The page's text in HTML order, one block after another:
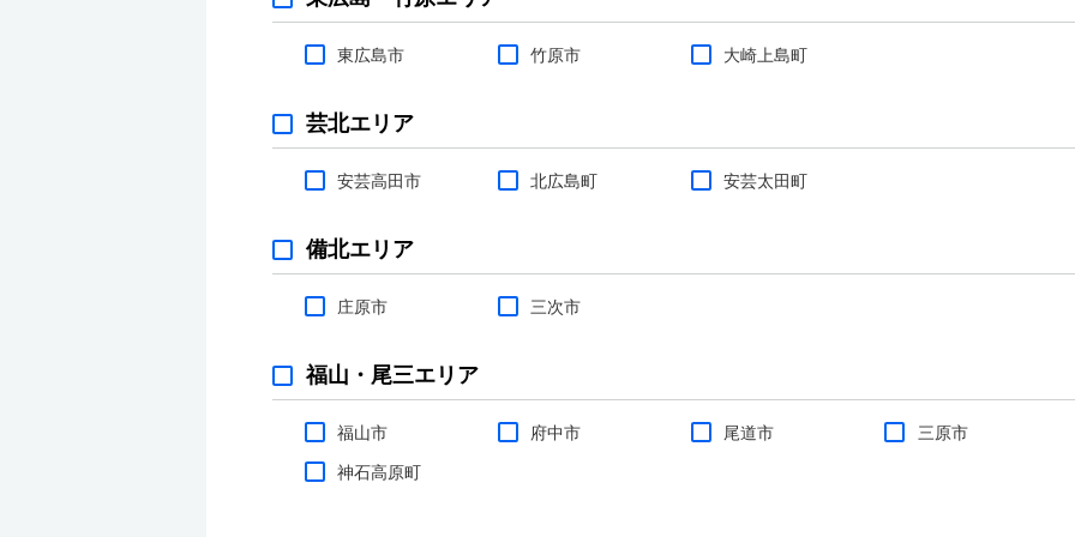
東広島市 竹原市 大崎上島町
芸北エリア
安芸高田市 北広島町 安芸太田町
備北エリア
庄原市 三次市
福山・尾三エリア
福山市 府中市 尾道市 三原市
神石高原町